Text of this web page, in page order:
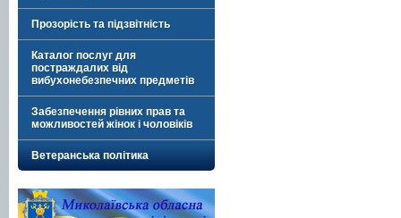
Прозорість та підзвітність
Каталог послуг для
постраждалих від
вибухонебезпечних предметів
Забезпечення рівних прав та
можливостей жінок і чоловіків
Ветеранська політика